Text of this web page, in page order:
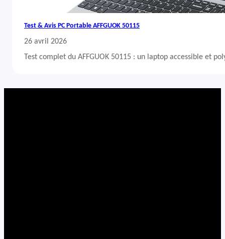
Test & Avis PC Portable AFFGUOK 50115
26 avril 2026
Test complet du AFFGUOK 50115 : un laptop accessible